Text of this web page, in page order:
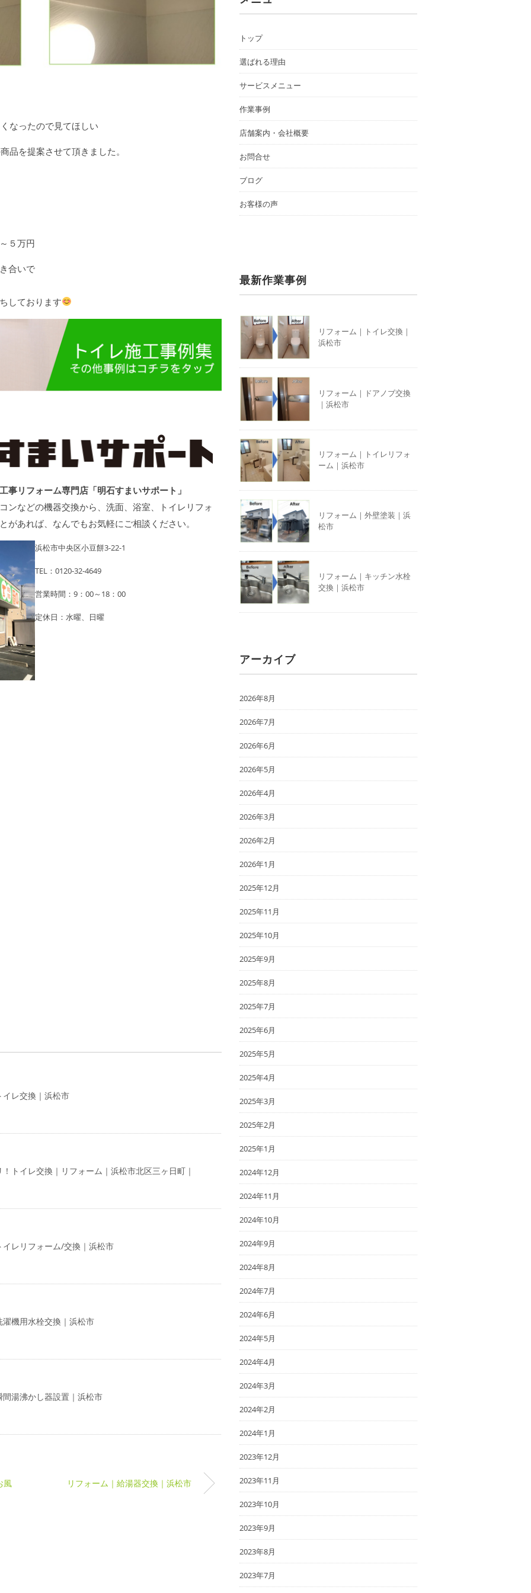
なったので見てほしい
品を提案させて頂きました。
万円
合いで
ております
事リフォーム専門店「明石すまいサポート」
ンなどの機器交換から、洗面、浴室、トイレリフォ
があれば、なんでもお気軽にご相談ください。
浜松市中央区小豆餅3-22-1
TEL：0120-32-4649
営業時間：9：00～18：00
定休日：水曜、日曜
レ交換｜浜松市
トイレ交換｜リフォーム｜浜松市北区三ヶ日町｜
イレリフォーム/交換｜浜松市
機用水栓交換｜浜松市
湯沸かし器設置｜浜松市
風 リフォーム｜給湯器交換｜浜松市
トップ
選ばれる理由
サービスメニュー
作業事例
店舗案内・会社概要
お問合せ
ブログ
お客様の声
最新作業事例
リフォーム｜トイレ交換｜
浜松市
リフォーム｜ドアノブ交換
｜浜松市
リフォーム｜トイレリフォ
ーム｜浜松市
リフォーム｜外壁塗装｜浜
松市
リフォーム｜キッチン水栓
交換｜浜松市
アーカイブ
2026年8月
2026年7月
2026年6月
2026年5月
2026年4月
2026年3月
2026年2月
2026年1月
2025年12月
2025年11月
2025年10月
2025年9月
2025年8月
2025年7月
2025年6月
2025年5月
2025年4月
2025年3月
2025年2月
2025年1月
2024年12月
2024年11月
2024年10月
2024年9月
2024年8月
2024年7月
2024年6月
2024年5月
2024年4月
2024年3月
2024年2月
2024年1月
2023年12月
2023年11月
2023年10月
2023年9月
2023年8月
2023年7月